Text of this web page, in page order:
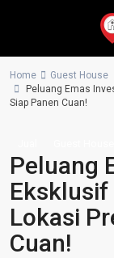
Home
Guest House
Peluang Emas
Siap Panen Cuan!
Peluang
Eksklusif
Lokasi
Cuan!